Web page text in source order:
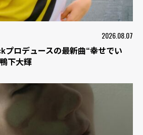
2026.08.07
プロデュースの最新曲“幸せでい
下大輝